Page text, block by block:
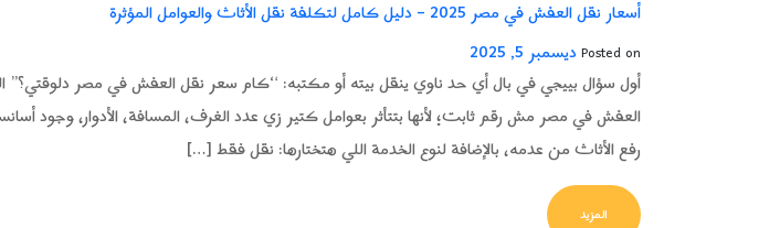
أسعار نقل العفش في مصر 2025 – دليل كامل لتكلفة نقل الأثاث والعوامل المؤثرة
Posted onديسمبر 5, 2025
أول سؤال بييجي في بال أي حد ناوي ينقل بيته أو مكتبه: “كام سعر نقل العفش في مصر دلوقتي؟”
العفش في مصر مش رقم ثابت؛ لأنها بتتأثر بعوامل كتير زي عدد الغرف، المسافة، الأدوار، وجود
رفع الأثاث من عدمه، بالإضافة لنوع الخدمة اللي هتختارها: نقل فقط […]
المزيدFROM أسعار نقل العفش في مصر 2025 – دليل كامل لتكلفة نقل الأثاث والعوامل المؤثرة